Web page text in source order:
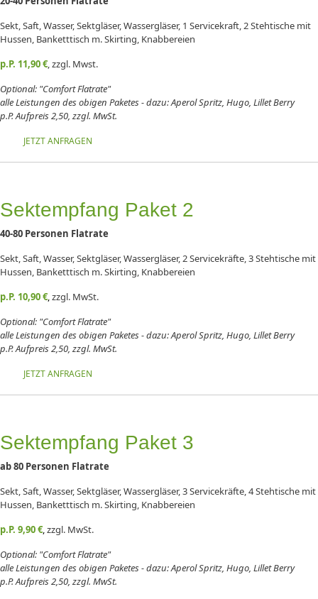
Sekt, Saft, Wasser, Sektgläser, Wassergläser, 1 Servicekraft, 2 Stehtische mit
Hussen, Banketttisch m. Skirting, Knabbereien
p.P. 11,90 €, zzgl. Mwst.
Optional: "Comfort Flatrate"
alle Leistungen des obigen Paketes - dazu: Aperol Spritz, Hugo, Lillet Berry
p.P. Aufpreis 2,50, zzgl. MwSt.
JETZT ANFRAGEN
Sektempfang Paket 2
40-80 Personen Flatrate
Sekt, Saft, Wasser, Sektgläser, Wassergläser, 2 Servicekräfte, 3 Stehtische mit
Hussen, Banketttisch m. Skirting, Knabbereien
p.P. 10,90€,zzgl. MwSt.
Optional: "Comfort Flatrate"
alle Leistungen des obigen Paketes - dazu: Aperol Spritz, Hugo, Lillet Berry
p.P. Aufpreis 2,50, zzgl. MwSt.
JETZT ANFRAGEN
Sektempfang Paket 3
ab 80 Personen Flatrate
Sekt, Saft, Wasser, Sektgläser, Wassergläser, 3 Servicekräfte, 4 Stehtische mit
Hussen, Banketttisch m. Skirting, Knabbereien
p.P. 9,90€,zzgl. MwSt.
Optional: "Comfort Flatrate"
alle Leistungen des obigen Paketes - dazu: Aperol Spritz, Hugo, Lillet Berry
p.P. Aufpreis 2,50, zzgl. MwSt.